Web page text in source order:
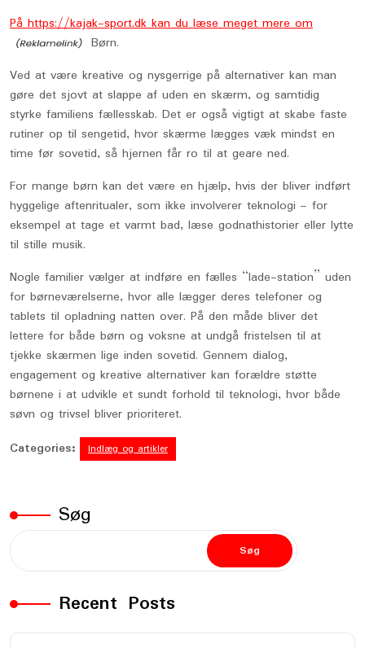
På https://kajak-sport.dk kan du læse meget mere om
Børn.
Ved at være kreative og nysgerrige på alternativer kan man
gøre det sjovt at slappe af uden en skærm, og samtidig
styrke familiens fællesskab. Det er også vigtigt at skabe faste
rutiner op til sengetid, hvor skærme lægges væk mindst en
time før sovetid, så hjernen får ro til at geare ned.
For mange børn kan det være en hjælp, hvis der bliver indført
hyggelige aftenritualer, som ikke involverer teknologi – for
eksempel at tage et varmt bad, læse godnathistorier eller lytte
til stille musik.
Nogle familier vælger at indføre en fælles “lade-station” uden
for børneværelserne, hvor alle lægger deres telefoner og
tablets til opladning natten over. På den måde bliver det
lettere for både børn og voksne at undgå fristelsen til at
tjekke skærmen lige inden sovetid. Gennem dialog,
engagement og kreative alternativer kan forældre støtte
børnene i at udvikle et sundt forhold til teknologi, hvor både
søvn og trivsel bliver prioriteret.
Categories:
Indlæg og artikler
Søg
Søg
Recent Posts